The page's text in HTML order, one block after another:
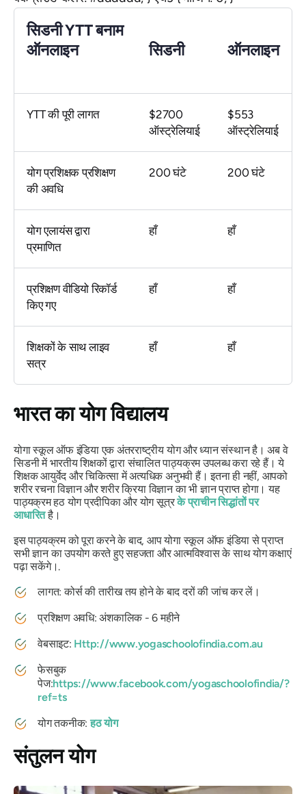
सिडनी YTT बनाम
ऑनलाइन
सिडनी ऑनलाइन
YTT की पूरी लागत
$2700
ऑस्ट्रेलियाई
$553
ऑस्ट्रेलियाई
योग प्रशिक्षक प्रशिक्षण
की अवधि
200 घंटे 200 घंटे
योग एलायंस द्वारा
प्रमाणित
हाँ हाँ
प्रशिक्षण वीडियो रिकॉर्ड
किए गए
हाँ हाँ
शिक्षकों के साथ लाइव
सत्र
हाँ हाँ
भारत का योग विद्यालय
योगा स्कूल ऑफ इंडिया एक अंतरराष्ट्रीय योग और ध्यान संस्थान है। अब वे
सिडनी में भारतीय शिक्षकों द्वारा संचालित पाठ्यक्रम उपलब्ध करा रहे हैं। ये
शिक्षक आयुर्वेद और चिकित्सा में अत्यधिक अनुभवी हैं। इतना ही नहीं, आपको
शरीर रचना विज्ञान और शरीर क्रिया विज्ञान का भी ज्ञान प्राप्त होगा। यह
पाठ्यक्रम हठ योग प्रदीपिका और योग सूत्रके प्राचीन सिद्धांतों पर
आधारितहै।
इस पाठ्यक्रम को पूरा करने के बाद, आप योगा स्कूल ऑफ इंडिया से प्राप्त
सभी ज्ञान का उपयोग करते हुए सहजता और आत्मविश्वास के साथ योग कक्षाएं
पढ़ा सकेंगे।.
लागत: कोर्स की तारीख तय होने के बाद दरों की जांच कर लें।
प्रशिक्षण अवधि: अंशकालिक - 6 महीने
वेबसाइट: Http://www.yogaschoolofindia.com.au
फेसबुक
पेज:https://www.facebook.com/yogaschoolofindia/?
ref=ts
योग तकनीक:हठ योग
संतुलन योग